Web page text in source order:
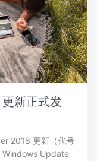
新正式发
2018 更新（代号
Windows Update